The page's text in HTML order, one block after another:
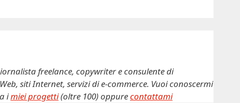
freelance, copywriter e consulente di
siti Internet, servizi di e-commerce. Vuoi conoscermi
imiei progetti(oltre 100) oppurecontattami